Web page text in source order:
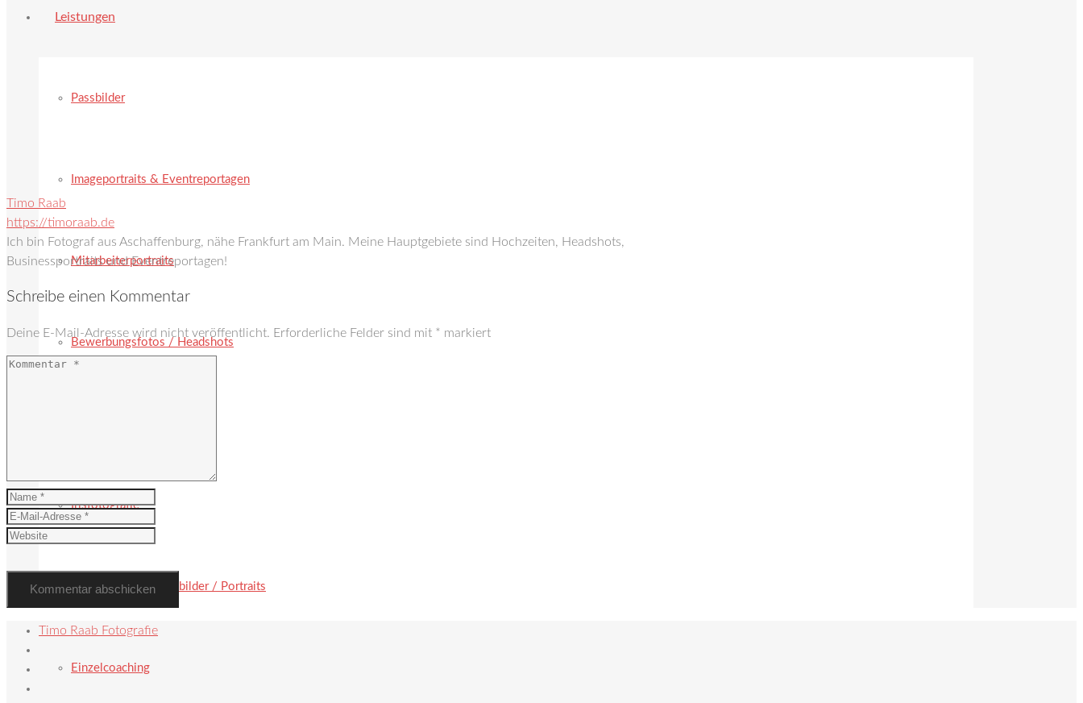
Leistungen
Passbilder
Imageportraits & Eventreportagen
Mitarbeiterportraits
Bewerbungsfotos / Headshots
Irisfotografie
Paarbilder / Familienbilder / Portraits
Einzelcoaching
Timo Raab
https://timoraab.de
Ich bin Fotograf aus Aschaffenburg, nähe Frankfurt am Main. Meine Hauptgebiete sind Hochzeiten, Headshots,
Businessportraits und Eventreportagen!
Schreibe einen Kommentar
Deine E-Mail-Adresse wird nicht veröffentlicht. Erforderliche Felder sind mit * markiert
Timo Raab Fotografie